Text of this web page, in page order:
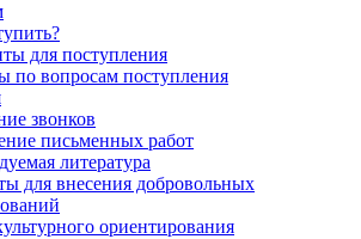
для поступления
по вопросам поступления
звонков
письменных работ
литература
для внесения добровольных
ориентирования